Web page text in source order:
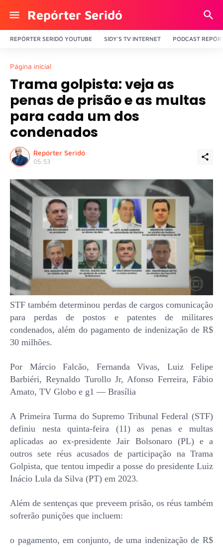
Repórter Seridó
REPÓRTER SERIDÓ YOUTUBE SIDY'S TV INTERNET PODCAST
Página inicial
Trama golpista: veja as
penas de prisão e as multas
para cada um dos
condenados
Repórter Seridó
05:53
STF também determinou perdas de cargos comunicação
para perdas de postos e patentes de militares
condenados, além do pagamento de indenização de R$
30 milhões.
Por Márcio Falcão, Fernanda Vivas, Luiz Felipe
Barbiéri, Reynaldo Turollo Jr, Afonso Ferreira, Fábio
Amato, TV Globo e g1 — Brasília
A Primeira Turma do Supremo Tribunal Federal (STF)
definiu nesta quinta-feira (11) as penas e multas
aplicadas ao ex-presidente Jair Bolsonaro (PL) e a
outros sete réus acusados de participação na Trama
Golpista, que tentou impedir a posse do presidente Luiz
Inácio Lula da Silva (PT) em 2023.
Além de sentenças que preveem prisão, os réus também
sofrerão punições que incluem:
o pagamento, em conjunto, de uma indenização de R$